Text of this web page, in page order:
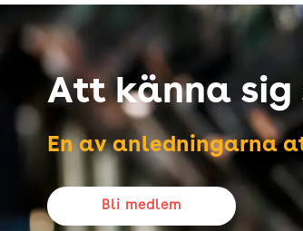
Att känna
En av anledningarna
Bli medlem